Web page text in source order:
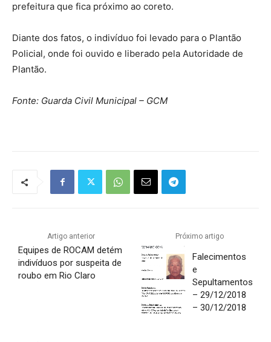
prefeitura que fica próximo ao coreto.
Diante dos fatos, o indivíduo foi levado para o Plantão
Policial, onde foi ouvido e liberado pela Autoridade de
Plantão.
Fonte: Guarda Civil Municipal – GCM
Artigo anterior
Equipes de ROCAM detém
indivíduos por suspeita de
roubo em Rio Claro
Próximo artigo
Falecimentos
e
Sepultamentos
– 29/12/2018
– 30/12/2018